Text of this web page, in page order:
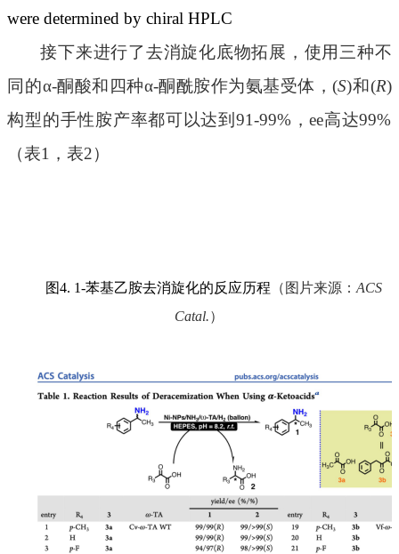
were determined by chiral HPLC
接下来进行了去消旋化底物拓展，使用三种不
同的α-酮酸和四种α-酮酰胺作为氨基受体，(S)和(R)
构型的手性胺产率都可以达到91-99%，ee高达99%
（表1，表2）
图4. 1-苯基乙胺去消旋化的反应历程 （图片来源： ACS
Catal.）